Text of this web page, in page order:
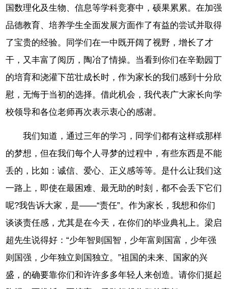
国数理化及生物、信息等学科竞赛中，硕果累累。在加强
品德教育、培养学生全面发展方面作了有益的尝试并取得
了宝贵的经验。同学们在一中既开阔了视野，增长了才
干，又丰富了阅历，陶冶了情操。当看到你们在辛勤园丁
的培育和浇灌下茁壮成长时，作为家长的我们感到十分欣
慰，无悔于当初的选择。借此机会，我代表广大家长向学
校领导和各位老师再次表示衷心的感谢。
我们知道，通过三年的学习，同学们都有这样或那样
的梦想，但在我们每个人寻梦的过程中，有些东西是不能
丢的，比如：诚信、爱心、正义感等等。是什么让我们这
一路上，即使在最困难、最无助的时刻，都不会丢下它们
呢?我告诉大家，是——“责任”。作为家长，我想和你们
谈谈责任感，尤其是在今天，在你们的毕业典礼上。梁启
超先生说得好：“少年智则国智，少年富则国富，少年强
则国强，少年独立则国独立。”祖国的未来、国家的兴
盛，的确要靠你们和许许多多年轻人来创造。请你们挺起